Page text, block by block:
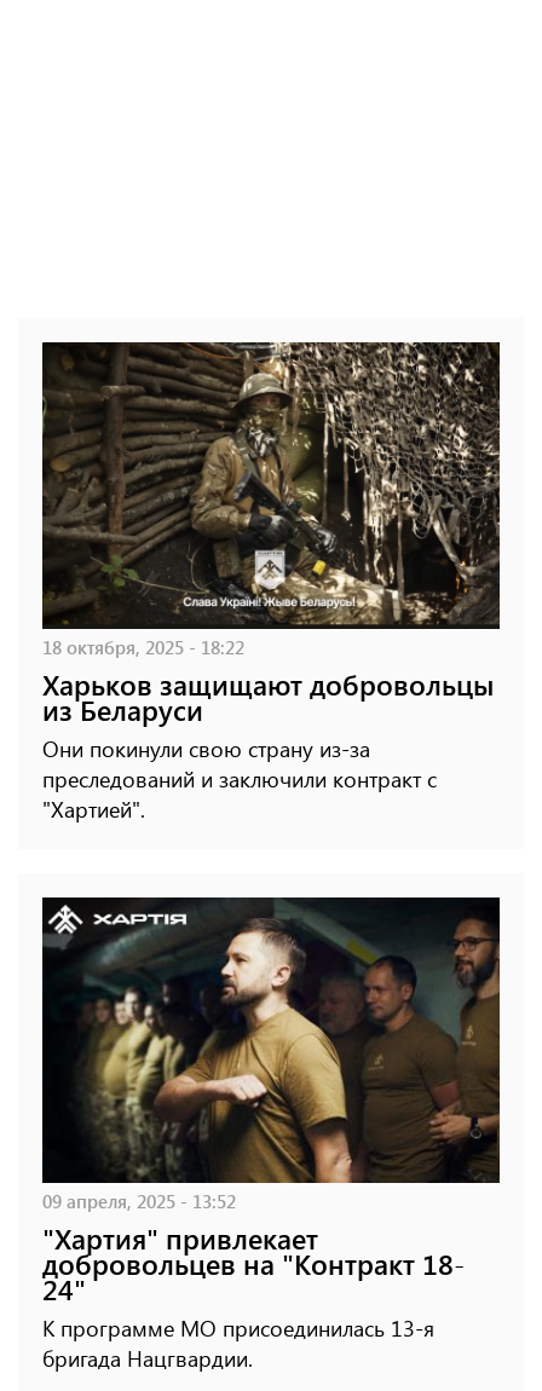
18 октября, 2025 - 18:22
Харьков защищают добровольцы
из Беларуси
Они покинули свою страну из-за
преследований и заключили контракт с
"Хартией".
09 апреля, 2025 - 13:52
"Хартия" привлекает
добровольцев на "Контракт 18-
24"
К программе МО присоединилась 13-я
бригада Нацгвардии.